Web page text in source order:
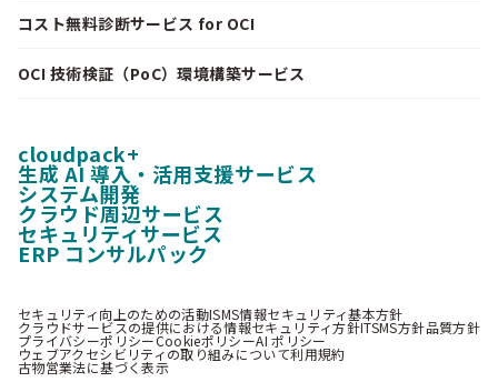
コスト無料診断サービス for OCI
OCI 技術検証（PoC）環境構築サービス
cloudpack+
生成 AI 導入・活用支援サービス
システム開発
クラウド周辺サービス
セキュリティサービス
ERP コンサルパック
セキュリティ向上のための活動ISMS情報セキュリティ基本方針
クラウドサービスの提供における情報セキュリティ方針ITSMS方針品質方針
プライバシーポリシーCookieポリシーAI ポリシー
ウェブアクセシビリティの取り組みについて利用規約
古物営業法に基づく表示